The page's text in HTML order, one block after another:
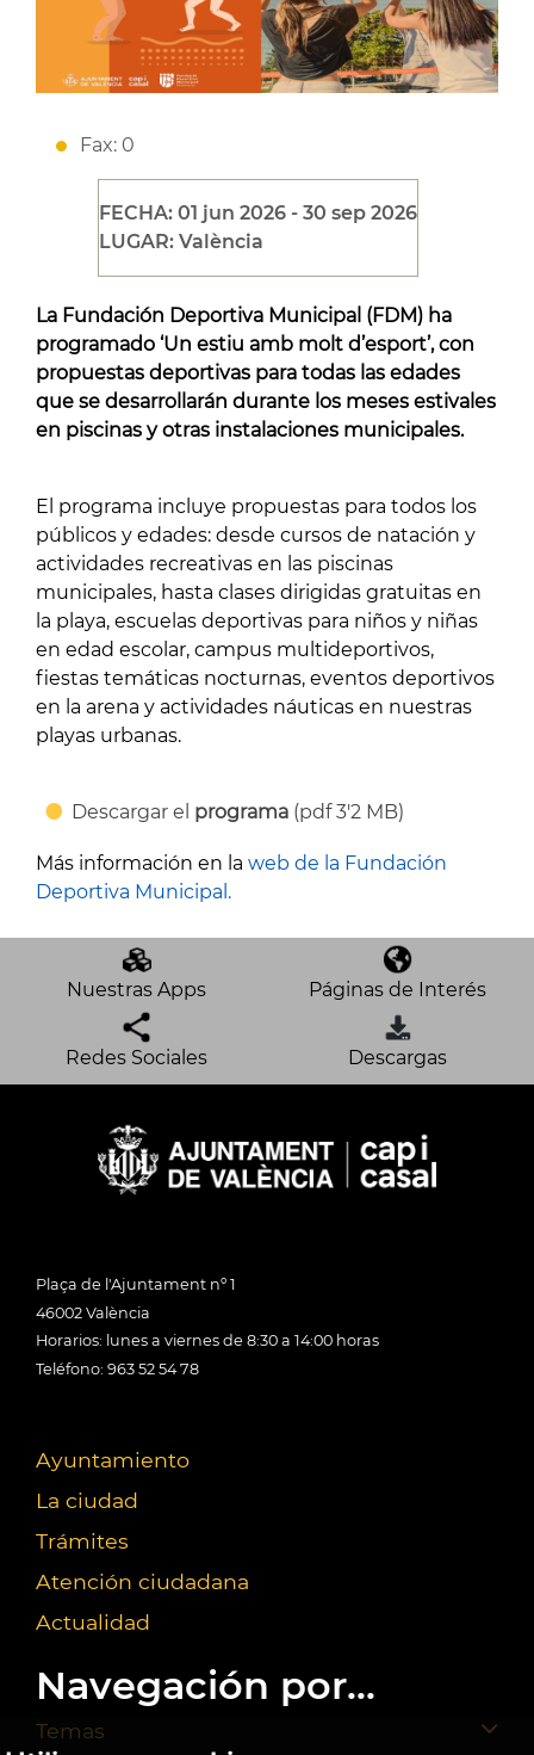
Fax: 0
FECHA: 01 jun 2026 - 30 sep 2026
LUGAR: València
La Fundación Deportiva Municipal (FDM) ha
programado ‘Un estiu amb molt d’esport’, con
propuestas deportivas para todas las edades
que se desarrollarán durante los meses estivales
en piscinas y otras instalaciones municipales.
El programa incluye propuestas para todos los
públicos y edades: desde cursos de natación y
actividades recreativas en las piscinas
municipales, hasta clases dirigidas gratuitas en
la playa, escuelas deportivas para niños y niñas
en edad escolar, campus multideportivos,
fiestas temáticas nocturnas, eventos deportivos
en la arena y actividades náuticas en nuestras
playas urbanas.
Descargar el programa (pdf 3'2 MB)
Más información en la web de la Fundación
Deportiva Municipal.
Nuestras Apps Páginas de Interés
Redes Sociales Descargas
Plaça de l'Ajuntament nº 1
46002 València
Horarios: lunes a viernes de 8:30 a 14:00 horas
Teléfono: 963 52 54 78
Ayuntamiento
La ciudad
Trámites
Atención ciudadana
Actualidad
Navegación por...
Temas